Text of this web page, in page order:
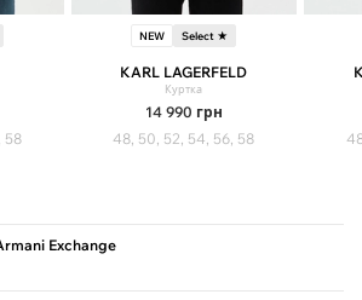
58
NEW Select ★
KARL LAGERFELD
Куртка
14 990 грн
48, 50, 52, 54, 56, 58
Exchange